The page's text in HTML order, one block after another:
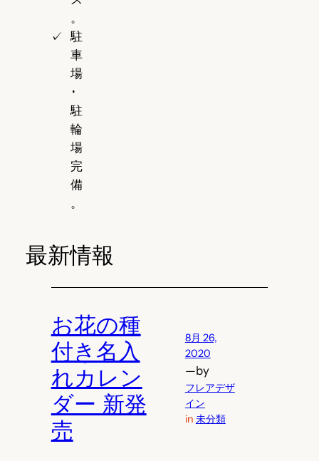
。
駐
車
場
･
駐
輪
場
完
備
。
最新情報
お花の種
付き名入
れカレン
ダー 新発
売
8月 26,
2020
—by
フレアデザ
イン
in 未分類